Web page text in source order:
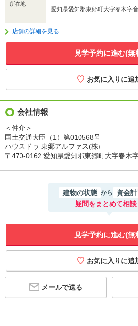
所在地
愛知県愛知郡東郷町大字春木字
店舗の詳細を見る
見学予約に進む(無
会社情報
＜仲介＞
国土交通大臣（1）第010568号
ハウスドゥ 東郷アルファス(株)
〒470-0162 愛知県愛知郡東郷町大字春木
建物の状態 から 資金
疑問をまとめて相談
見学予約に進む(無
メールで送る